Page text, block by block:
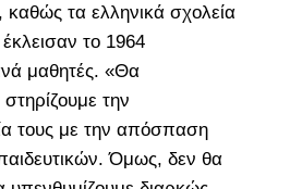
τα ελληνικά σχολεία
το 1964
μαθητές. «Θα
την
τους με την απόσπαση
Όμως, δεν θα